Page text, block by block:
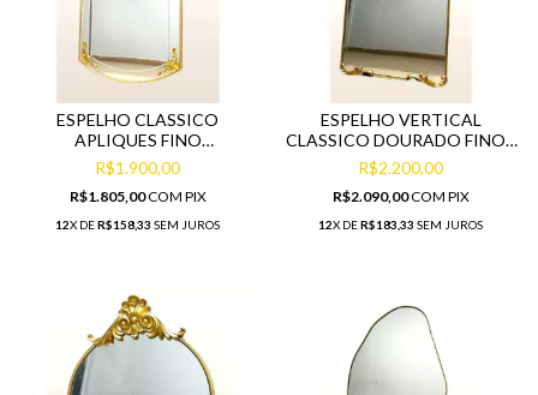
ESPELHO CLASSICO
APLIQUES FINO
ACABAMENTO DESIGN
UNICO
R$1.900,00
R$1.805,00COM PIX
12X DER$158,33 SEM JUROS
ESPELHO VERTICAL
CLASSICO DOURADO FINOS
ENTALHES DESIGN UNICO
R$2.200,00
R$2.090,00COM PIX
12X DER$183,33 SEM JUROS